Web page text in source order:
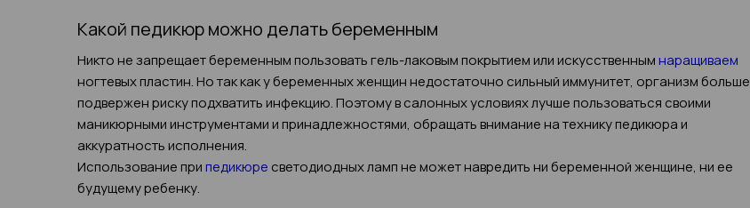
Какой педикюр можно делать беременным
Никто не запрещает беременным пользовать гель-лаковым покрытием или искусственнымнаращиваем
ногтевых пластин. Но так как у беременных женщин недостаточно сильный иммунитет, организм больше
подвержен риску подхватить инфекцию. Поэтому в салонных условиях лучше пользоваться своими
маникюрными инструментами и принадлежностями, обращать внимание на технику педикюра и
аккуратность исполнения.
Использование припедикюре светодиодных ламп не может навредить ни беременной женщине, ни ее
будущему ребенку.